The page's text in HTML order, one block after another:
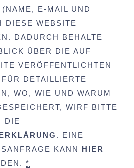
E-MAIL UND
DIESE WEBSITE
DADURCH BEHALTE
ÜBER DIE AUF
VERÖFFENTLICHTEN
DETAILLIERTE
WO, WIE UND WARUM
WIRF BITTE
DIE
. EINE
KANN HIER
*